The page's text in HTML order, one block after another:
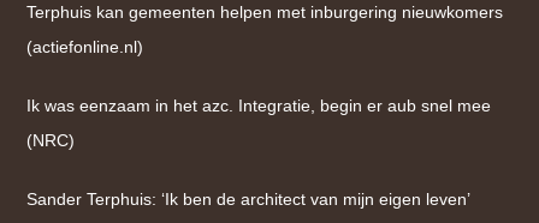
Terphuis kan gemeenten helpen met inburgering nieuwkomers
(actiefonline.nl)
Ik was eenzaam in het azc. Integratie, begin er aub snel mee
(NRC)
Sander Terphuis: ‘Ik ben de architect van mijn eigen leven’